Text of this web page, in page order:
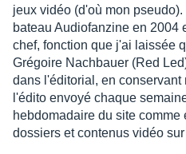
jeux vidéo (d'où mon
bateau Audiofanzine en 2004
chef, fonction que j'ai laissée
Grégoire Nachbauer (Red
dans l'éditorial, en
l'édito envoyé chaque
hebdomadaire du site comme
dossiers et contenus vidéo